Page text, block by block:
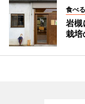
食べる
岩
栽培